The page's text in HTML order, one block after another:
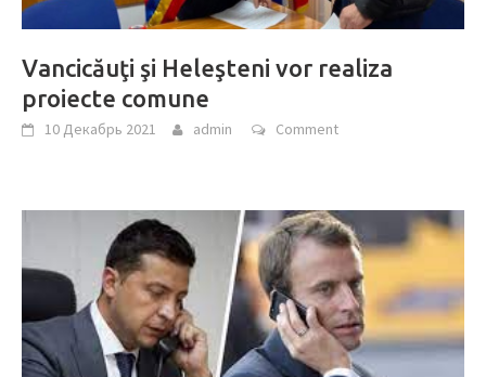
Vancicăuţi şi Heleşteni vor realiza
proiecte comune
10 Декабрь 2021 admin Comment